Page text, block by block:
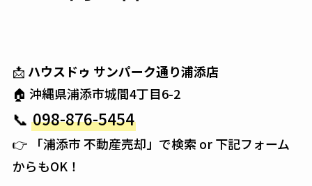
📩 ハウスドゥ サンパーク通り浦添店
🏠 沖縄県浦添市城間4丁目6-2
📞 098-876-5454
👉 「浦添市 不動産売却」で検索 or 下記フォーム
からもOK！